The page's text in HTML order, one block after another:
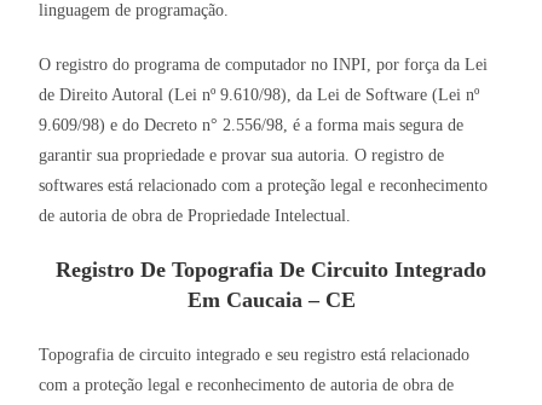
linguagem de programação.
O registro do programa de computador no INPI, por força da Lei
de Direito Autoral (Lei nº 9.610/98), da Lei de Software (Lei nº
9.609/98) e do Decreto n° 2.556/98, é a forma mais segura de
garantir sua propriedade e provar sua autoria. O registro de
softwares está relacionado com a proteção legal e reconhecimento
de autoria de obra de Propriedade Intelectual.
Registro De Topografia De Circuito Integrado
Em Caucaia – CE
Topografia de circuito integrado e seu registro está relacionado
com a proteção legal e reconhecimento de autoria de obra de